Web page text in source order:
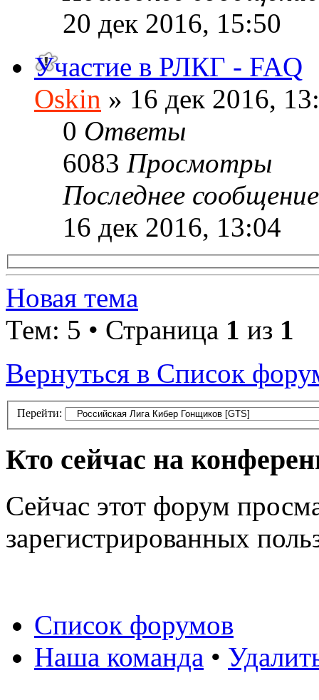
20 дек 2016, 15:50
Участие в РЛКГ - FAQ
Oskin » 16 дек 2016,
0 Ответы
6083 Просмотры
Последнее
16 дек 2016, 13:04
Новая тема
Тем: 5 • Страница 1 из 1
Вернуться в Список
Перейти:
Кто сейчас на
Сейчас этот форум
зарегистрированных
Список форумов
Наша команда •